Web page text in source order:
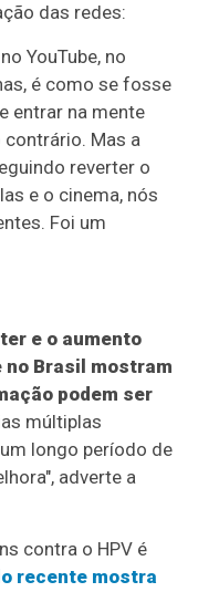
das redes:
YouTube, no
é como se fosse
entrar na mente
contrário. Mas a
reverter o
e o cinema, nós
Foi um
e o aumento
no Brasil mostram
podem ser
múltiplas
longo período de
adverte a
contra o HPV é
recente mostra